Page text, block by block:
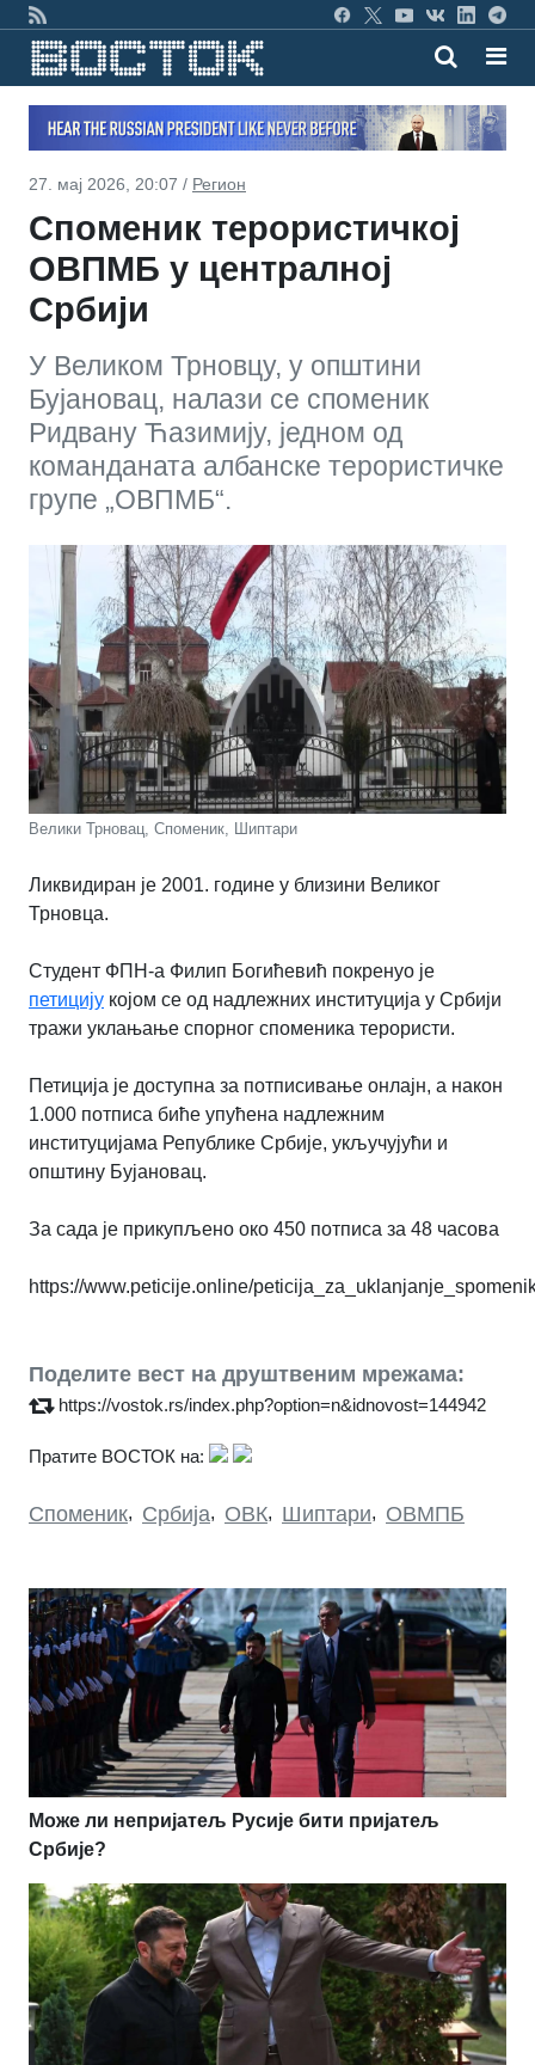
27. мај 2026, 20:07 / Регион
Споменик терористичкој
ОВПМБ у централној
Србији
У Великом Трновцу, у општини
Бујановац, налази се споменик
Ридвану Ћазимију, једном од
команданата албанске терористичке
групе „ОВПМБ“.
Велики Трновац, Споменик, Шиптари
Ликвидиран је 2001. године у близини Великог
Трновца.
Студент ФПН-а Филип Богићевић покренуо је
петицију којом се од надлежних институција у Србији
тражи уклањање спорног споменика терористи.
Петиција је доступна за потписивање онлајн, а након
1.000 потписа биће упућена надлежним
институцијама Републике Србије, укључујући и
општину Бујановац.
За сада је прикупљено око 450 потписа за 48 часова
https://www.peticije.online/
Поделите вест на друштвеним мрежама:
https://vostok.rs/index.php?option=n&idnovost=144942
Пратите ВОСТОК на:
Споменик, Србија, ОВК, Шиптари, ОВМПБ
Може ли непријатељ Русије бити пријатељ
Србије?